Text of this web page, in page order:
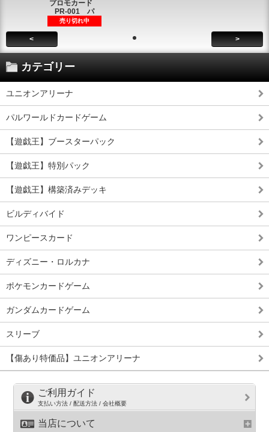
プロモカード
PR-001 パ
売り切れ中
< >
カテゴリー
ユニオンアリーナ
パルワールドカードゲーム
【遊戯王】ブースターパック
【遊戯王】特別パック
【遊戯王】構築済みデッキ
ビルディバイド
ワンピースカード
ディズニー・ロルカナ
ポケモンカードゲーム
ガンダムカードゲーム
スリーブ
【傷あり特価品】ユニオンアリーナ
ご利用ガイド
支払い方法 / 配送方法 / 会社概要
当店について